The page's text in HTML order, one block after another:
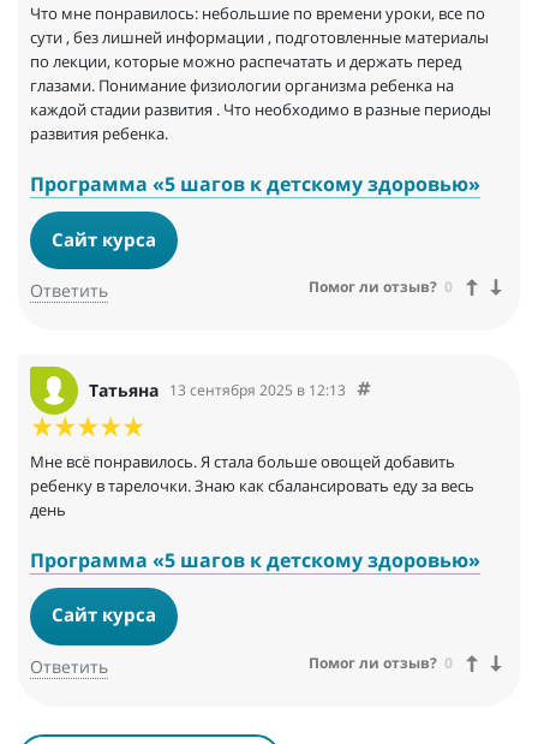
Что мне понравилось: небольшие по времени уроки, все по
сути , без лишней информации , подготовленные материалы
по лекции, которые можно распечатать и держать перед
глазами. Понимание физиологии организма ребенка на
каждой стадии развития . Что необходимо в разные периоды
развития ребенка.
Программа «5 шагов к детскому здоровью»
Сайт курса
Ответить Помог ли отзыв? 0
Татьяна 13 сентября 2025 в 12:13
Мне всё понравилось. Я стала больше овощей добавить
ребенку в тарелочки. Знаю как сбалансировать еду за весь
день
Программа «5 шагов к детскому здоровью»
Сайт курса
Ответить Помог ли отзыв? 0